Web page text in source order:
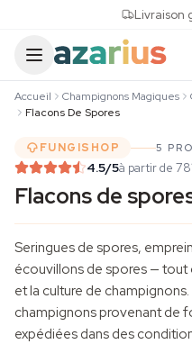
Livraison
Accueil Champignons Magiques
Flacons De Spores
FUNGISHOP 5
4.5/5à partir de
Flacons de
Seringues de spores,
écouvillons de spores —
et la culture de champignons
champignons provenant de
expédiées dans des